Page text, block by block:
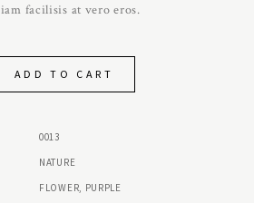
facilisis at vero eros.
ADD TO CART
0013
NATURE
FLOWER, PURPLE